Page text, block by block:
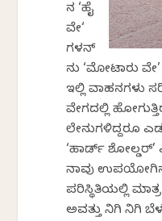
ನ ‘ಹೈ
ವೇ‘
ಗಳನ್
ನು ‘ಮೋಟಾರು
ಇಲ್ಲಿ ವಾಹನಗಳು
ವೇಗದಲ್ಲಿ
ಲೇನುಗಳಿದ್ದರೂ
‘ಹಾರ್ಡ್ ಶೋಲ್ಡರ್’
ನಾವು
ಪರಿಸ್ಥಿತಿಯಲ್ಲಿ ಮಾತ್ರ
ಅವತ್ತು ನಿಗಿ ನಿಗಿ